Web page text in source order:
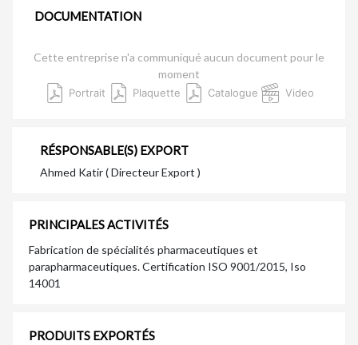
DOCUMENTATION
Cette entreprise n'a communiqué aucun document pour le
moment
Portrait Plaquette Catalogue Video
RÉSPONSABLE(S) EXPORT
Ahmed Katir ( Directeur Export )
PRINCIPALES ACTIVITÉS
Fabrication de spécialités pharmaceutiques et
parapharmaceutiques. Certification ISO 9001/2015, Iso
14001
PRODUITS EXPORTÉS